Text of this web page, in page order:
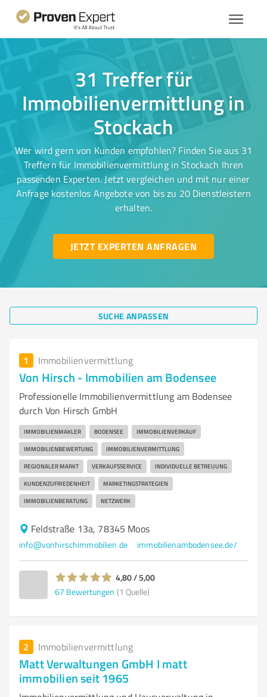
31 Treffer für
Immobilienvermittlung in
Stockach
Wer wird gern von Kunden empfohlen? Finden Sie aus 31
Treffern für Immobilienvermittlung in Stockach Ihren
passenden Experten. Jetzt vergleichen und mit nur einer
Anfrage kostenlos Angebote von bis zu 20 Dienstleistern
erhalten.
JETZT EXPERTEN ANFRAGEN
SUCHE ANPASSEN
1 Immobilienvermittlung
Von Hirsch - Immobilien am Bodensee
Professionelle Immobilienvermittlung am Bodensee
durch Von Hirsch GmbH
IMMOBILIENMAKLER BODENSEE IMMOBILIENVERKAUF
IMMOBILIENBEWERTUNG IMMOBILIENVERMITTLUNG
REGIONALER MARKT VERKAUFSSERVICE INDIVIDUELLE BETREUUNG
KUNDENZUFRIEDENHEIT MARKETINGSTRATEGIEN
IMMOBILIENBERATUNG NETZWERK
Feldstraße 13a, 78345 Moos
info@vonhirschimmobilien.de immobilienambodensee.de/
4,80 / 5,00
67 Bewertungen (1 Quelle)
2 Immobilienvermittlung
Matt Verwaltungen GmbH I matt
immobilien seit 1965